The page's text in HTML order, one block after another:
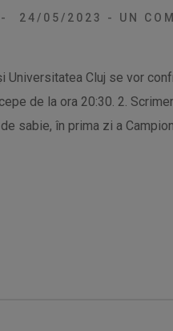
- 24/05/2023 - UN
Universitatea Cluj se vor
de la ora 20:30. 2.
sabie, în prima zi a